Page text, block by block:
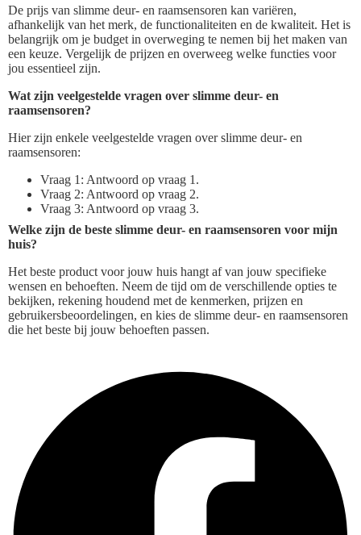
De prijs van slimme deur- en raamsensoren kan variëren,
afhankelijk van het merk, de functionaliteiten en de kwaliteit. Het is
belangrijk om je budget in overweging te nemen bij het maken van
een keuze. Vergelijk de prijzen en overweeg welke functies voor
jou essentieel zijn.
Wat zijn veelgestelde vragen over slimme deur- en
raamsensoren?
Hier zijn enkele veelgestelde vragen over slimme deur- en
raamsensoren:
Vraag 1: Antwoord op vraag 1.
Vraag 2: Antwoord op vraag 2.
Vraag 3: Antwoord op vraag 3.
Welke zijn de beste slimme deur- en raamsensoren voor mijn
huis?
Het beste product voor jouw huis hangt af van jouw specifieke
wensen en behoeften. Neem de tijd om de verschillende opties te
bekijken, rekening houdend met de kenmerken, prijzen en
gebruikersbeoordelingen, en kies de slimme deur- en raamsensoren
die het beste bij jouw behoeften passen.